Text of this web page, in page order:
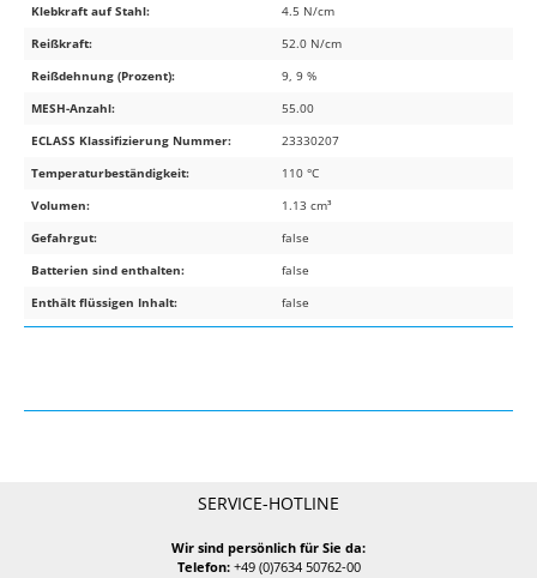
Klebkraft auf Stahl:
4.5 N/cm
Reißkraft:
52.0 N/cm
Reißdehnung (Prozent):
9, 9 %
MESH-Anzahl:
55.00
ECLASS Klassifizierung Nummer:
23330207
Temperaturbeständigkeit:
110 °C
Volumen:
1.13 cm³
Gefahrgut:
false
Batterien sind enthalten:
false
Enthält flüssigen Inhalt:
false
SERVICE-HOTLINE
Wir sind persönlich für Sie da:
Telefon:+49 (0)7634 50762-00